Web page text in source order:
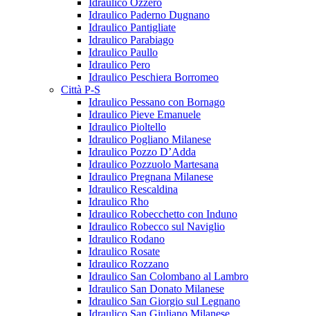
Idraulico Ozzero
Idraulico Paderno Dugnano
Idraulico Pantigliate
Idraulico Parabiago
Idraulico Paullo
Idraulico Pero
Idraulico Peschiera Borromeo
Città P-S
Idraulico Pessano con Bornago
Idraulico Pieve Emanuele
Idraulico Pioltello
Idraulico Pogliano Milanese
Idraulico Pozzo D’Adda
Idraulico Pozzuolo Martesana
Idraulico Pregnana Milanese
Idraulico Rescaldina
Idraulico Rho
Idraulico Robecchetto con Induno
Idraulico Robecco sul Naviglio
Idraulico Rodano
Idraulico Rosate
Idraulico Rozzano
Idraulico San Colombano al Lambro
Idraulico San Donato Milanese
Idraulico San Giorgio sul Legnano
Idraulico San Giuliano Milanese